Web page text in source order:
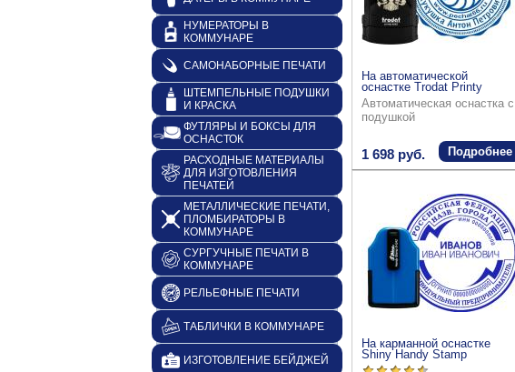
На автоматической
оснастке Trodat Printy
Автоматическая оснастка с
подушкой
1 698 руб. Подробнее
На карманной оснастке
Shiny Handy Stamp
НУМЕРАТОРЫ В
КОММУНАРЕ
САМОНАБОРНЫЕ ПЕЧАТИ
ШТЕМПЕЛЬНЫЕ ПОДУШКИ
И КРАСКА
ФУТЛЯРЫ И БОКСЫ ДЛЯ
ОСНАСТОК
РАСХОДНЫЕ МАТЕРИАЛЫ
ДЛЯ ИЗГОТОВЛЕНИЯ
ПЕЧАТЕЙ
МЕТАЛЛИЧЕСКИЕ ПЕЧАТИ,
ПЛОМБИРАТОРЫ В
КОММУНАРЕ
СУРГУЧНЫЕ ПЕЧАТИ В
КОММУНАРЕ
РЕЛЬЕФНЫЕ ПЕЧАТИ
ТАБЛИЧКИ В КОММУНАРЕ
ИЗГОТОВЛЕНИЕ БЕЙДЖЕЙ